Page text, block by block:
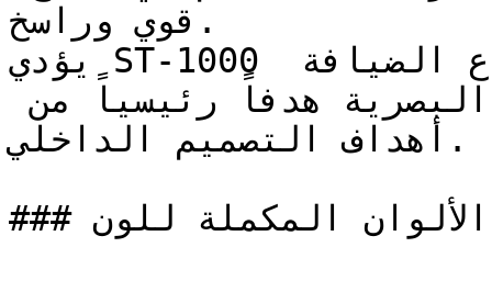
قوي وراسخ.
يؤدي ST-1000 دوره بامتياز في قطاع الضيافة
والمطاعم، حيث تعتبر الحيوية البصرية هدفاً رئيسياً من
أهداف التصميم الداخلي.
### ما هي أفضل خيارات الألوان المكملة للون ST-1000؟